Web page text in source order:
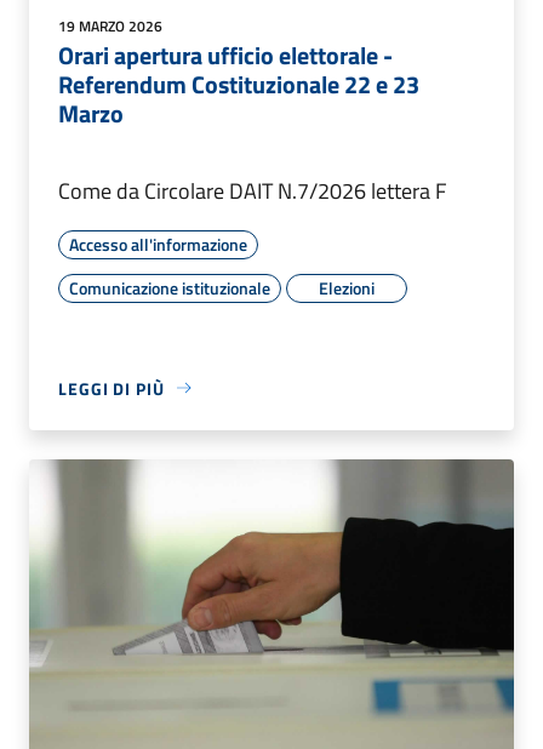
19 MARZO 2026
Orari apertura ufficio elettorale -
Referendum Costituzionale 22 e 23
Marzo
Come da Circolare DAIT N.7/2026 lettera F
Accesso all'informazione
Comunicazione istituzionale
Elezioni
LEGGI DI PIÙ